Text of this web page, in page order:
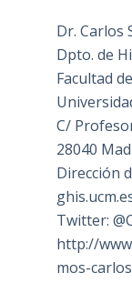
Dr. Carlos
Dpto. de
Facultad
C/
28040
Dirección
Twitter:
http://
mos-